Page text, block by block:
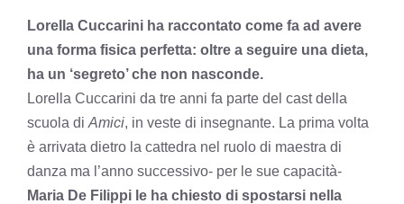
Lorella Cuccarini ha raccontato come fa ad avere
una forma fisica perfetta: oltre a seguire una dieta,
ha un ‘segreto’ che non nasconde.
Lorella Cuccarini da tre anni fa parte del cast della
scuola di Amici, in veste di insegnante. La prima volta
è arrivata dietro la cattedra nel ruolo di maestra di
danza ma l’anno successivo- per le sue capacità-
Maria De Filippi le ha chiesto di spostarsi nella